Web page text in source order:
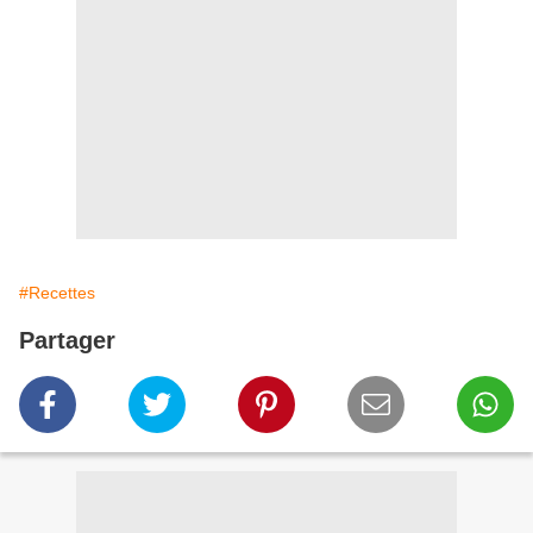
#Recettes
Partager